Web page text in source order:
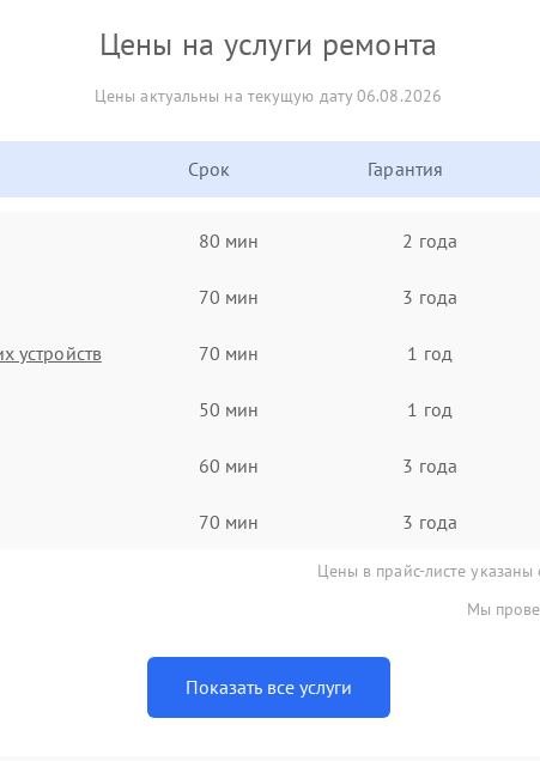
Цены на услуги ремонта
Цены актуальны на текущую дату 06.08.2026
Срок Гарантия
80 мин 2 года
70 мин 3 года
устройств 70 мин 1 год
50 мин 1 год
60 мин 3 года
70 мин 3 года
Цены в прайс-листе указаны
Мы
Показать все услуги